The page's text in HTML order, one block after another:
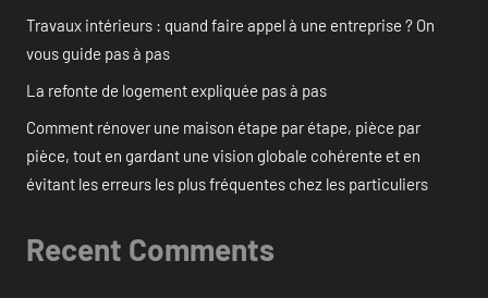
Travaux intérieurs : quand faire appel à une entreprise ? On
vous guide pas à pas
La refonte de logement expliquée pas à pas
Comment rénover une maison étape par étape, pièce par
pièce, tout en gardant une vision globale cohérente et en
évitant les erreurs les plus fréquentes chez les particuliers
Recent Comments